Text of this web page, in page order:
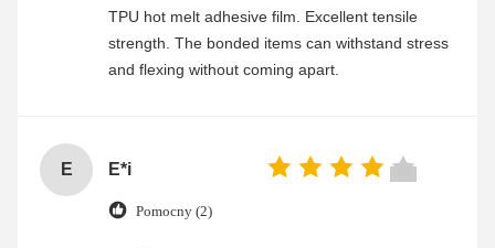
TPU hot melt adhesive film. Excellent tensile
strength. The bonded items can withstand stress
and flexing without coming apart.
E E*i
Pomocny (2)